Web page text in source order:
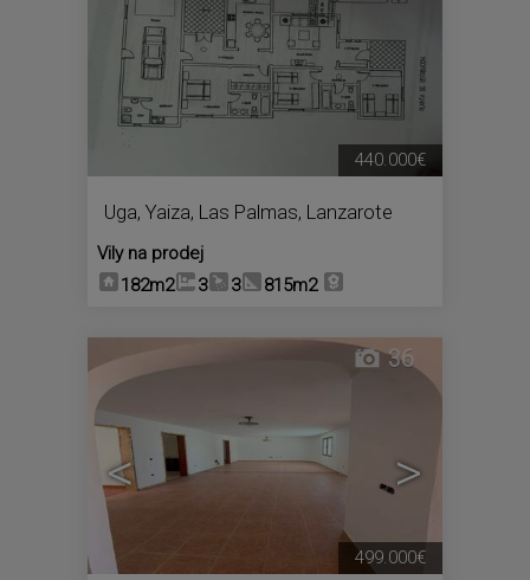
Uga, Yaiza, Las Palmas, Lanzarote
Vily na prodej
182m2
3 3 815m2
440.000€
< >
36
499.000€